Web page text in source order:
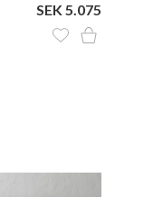
SEK 5.075